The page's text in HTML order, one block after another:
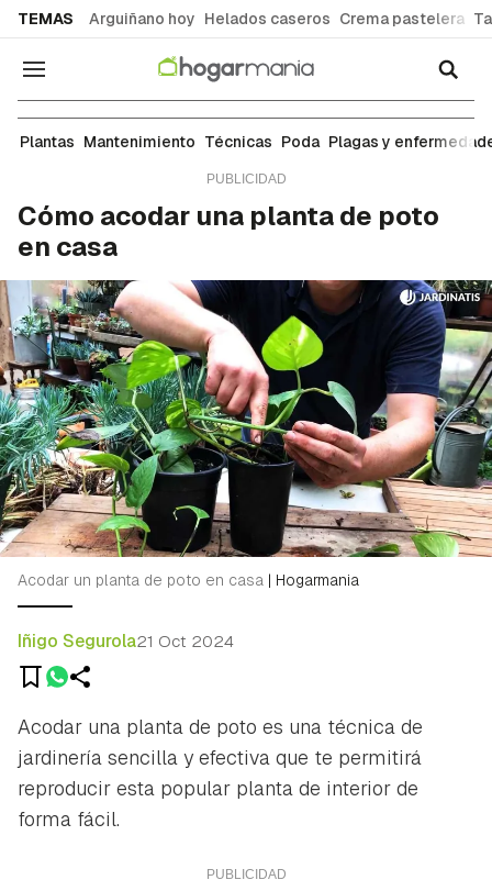
TEMAS Arguiñano hoy Helados caseros Crema pastelera
Navegación
Técnicas
Plantas Mantenimiento Técnicas Poda Plagas y
Cómo acodar una planta de poto
en casa
Acodar un planta de poto en casa | Hogarmania
Iñigo Segurola21 Oct 2024
Acodar una planta de poto es una técnica de
jardinería sencilla y efectiva que te permitirá
reproducir esta popular planta de interior de
forma fácil.